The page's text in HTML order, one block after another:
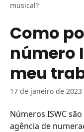
musical?
Como
número
meu
17 de janeiro de 2023
Números ISWC
agência de